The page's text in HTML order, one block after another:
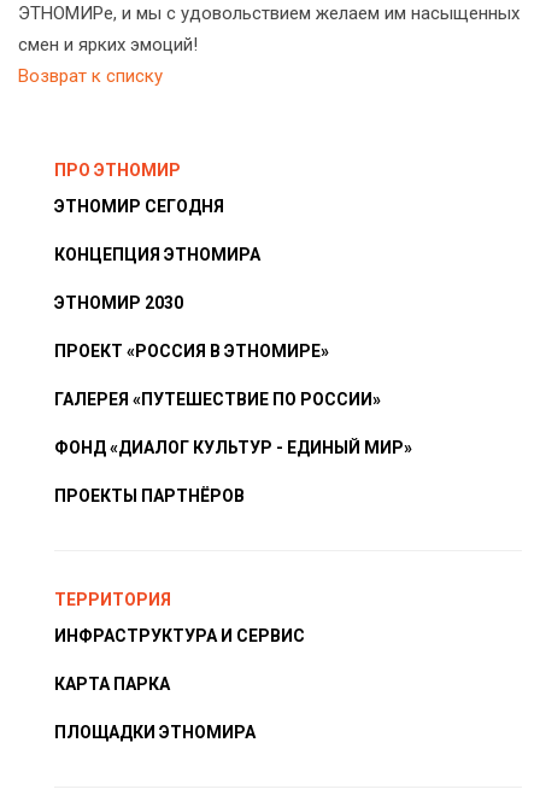
ЭТНОМИРе, и мы с удовольствием желаем им насыщенных
смен и ярких эмоций!
Возврат к списку
ПРО ЭТНОМИР
ЭТНОМИР СЕГОДНЯ
КОНЦЕПЦИЯ ЭТНОМИРА
ЭТНОМИР 2030
ПРОЕКТ «РОССИЯ В ЭТНОМИРЕ»
ГАЛЕРЕЯ «ПУТЕШЕСТВИЕ ПО РОССИИ»
ФОНД «ДИАЛОГ КУЛЬТУР - ЕДИНЫЙ МИР»
ПРОЕКТЫ ПАРТНЁРОВ
ТЕРРИТОРИЯ
ИНФРАСТРУКТУРА И СЕРВИС
КАРТА ПАРКА
ПЛОЩАДКИ ЭТНОМИРА